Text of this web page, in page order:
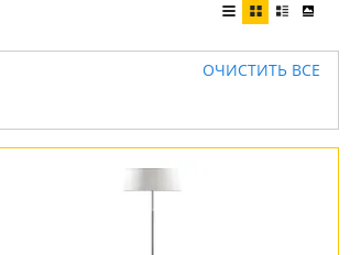
ОЧИСТИТЬ ВСЕ